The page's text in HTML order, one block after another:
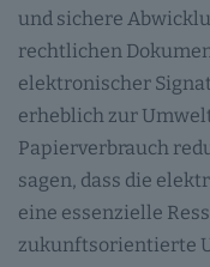
und sichere
rechtlichen
elektronischer
erheblich zur
Papierverbrauch
sagen, dass die
eine essenzielle
zukunftsorientierte